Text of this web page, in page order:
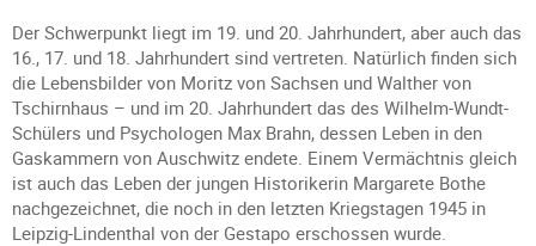
Der Schwerpunkt liegt im 19. und 20. Jahrhundert, aber auch das
16., 17. und 18. Jahrhundert sind vertreten. Natürlich finden sich
die Lebensbilder von Moritz von Sachsen und Walther von
Tschirnhaus – und im 20. Jahrhundert das des Wilhelm-Wundt-
Schülers und Psychologen Max Brahn, dessen Leben in den
Gaskammern von Auschwitz endete. Einem Vermächtnis gleich
ist auch das Leben der jungen Historikerin Margarete Bothe
nachgezeichnet, die noch in den letzten Kriegstagen 1945 in
Leipzig-Lindenthal von der Gestapo erschossen wurde.